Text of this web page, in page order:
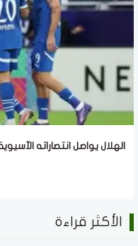
الهلال يواصل انتصاراته
الأكثر قراءة